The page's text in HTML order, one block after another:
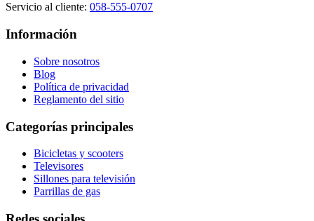
Servicio al cliente: 058-555-0707
Información
Sobre nosotros
Blog
Política de privacidad
Reglamento del sitio
Categorías principales
Bicicletas y scooters
Televisores
Sillones para televisión
Parrillas de gas